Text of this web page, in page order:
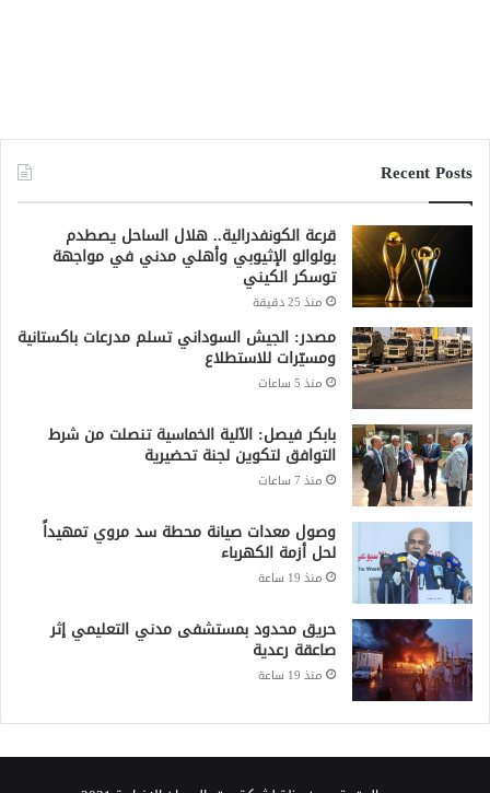
Recent Posts
قرعة الكونفدرالية.. هلال الساحل يصطدم
بولوالو الإثيوبي وأهلي مدني في مواجهة
توسكر الكيني
منذ 25 دقيقة
مصدر: الجيش السوداني تسلم مدرعات باكستانية
ومسيّرات للاستطلاع
منذ 5 ساعات
بابكر فيصل: الآلية الخماسية تنصلت من شرط
التوافق لتكوين لجنة تحضيرية
منذ 7 ساعات
وصول معدات صيانة محطة سد مروي تمهيداً
لحل أزمة الكهرباء
منذ 19 ساعة
حريق محدود بمستشفى مدني التعليمي إثر
صاعقة رعدية
منذ 19 ساعة